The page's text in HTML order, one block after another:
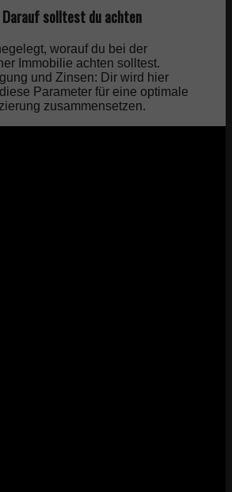
solltest du achten
worauf du bei der
Immobilie achten solltest.
und Zinsen: Dir wird hier
Parameter für eine optimale
zusammensetzen.